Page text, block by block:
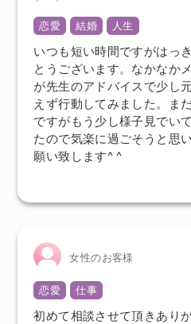
恋愛 結婚 人生
いつも短い時間ですがはっ
とうございます。なかなか
が先生のアドバイスで少し
えず行動してみました。ま
ですがもう少し様子見でい
たので気楽に過ごそうと思
願い致します^ ^
女性のお客様
恋愛 仕事
初めて相談させて頂きあり